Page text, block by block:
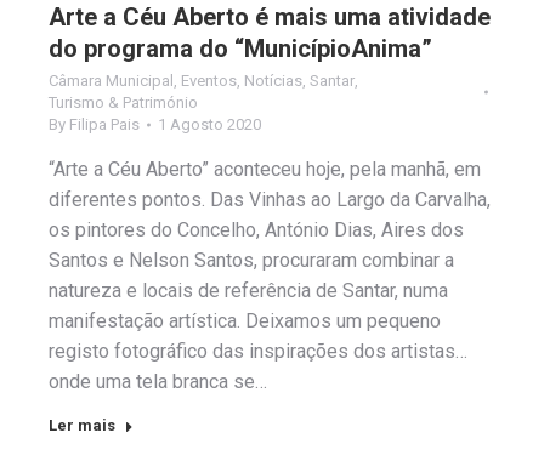
Arte a Céu Aberto é mais uma atividade
do programa do “MunicípioAnima”
Câmara Municipal Eventos Notícias Santar
Turismo & Património
By Filipa Pais 1 Agosto 2020
“Arte a Céu Aberto” aconteceu hoje, pela manhã, em
diferentes pontos. Das Vinhas ao Largo da Carvalha,
os pintores do Concelho, António Dias, Aires dos
Santos e Nelson Santos, procuraram combinar a
natureza e locais de referência de Santar, numa
manifestação artística. Deixamos um pequeno
registo fotográfico das inspirações dos artistas…
onde uma tela branca se…
Ler mais